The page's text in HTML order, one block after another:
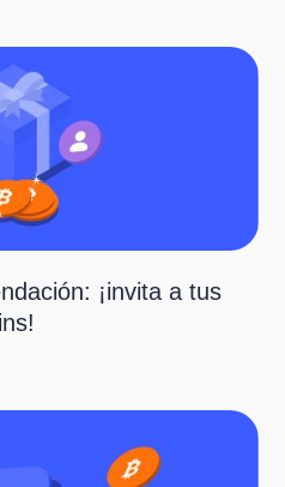
¡invita a tus